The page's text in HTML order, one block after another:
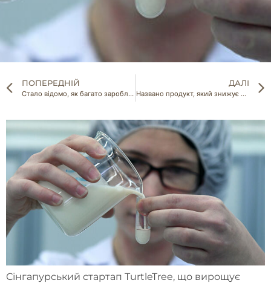
ПОПЕРЕДНІЙ
Стало відомо, як багато заробляти на моркві
ДАЛІ
Названо продукт, який знижує цукор у крові за 15 хвилин
Сінгапурський стартап TurtleTree, що вирощує